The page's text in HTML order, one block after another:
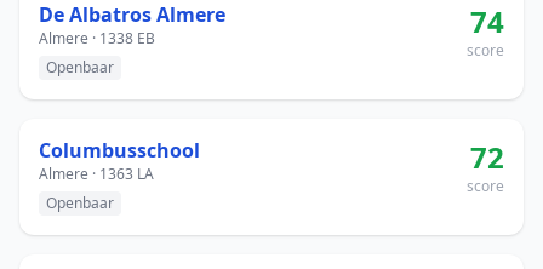
De Albatros Almere
Almere · 1338 EB
Openbaar
74
score
Columbusschool
Almere · 1363 LA
Openbaar
72
score